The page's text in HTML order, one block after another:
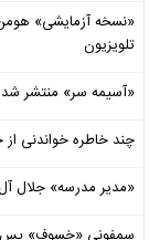
«نسخه آزمایشی»
تلویزیون
«آسیمه سر» منتشر شد
چند خاطره خواندنی
«مدیر مدرسه» جلال